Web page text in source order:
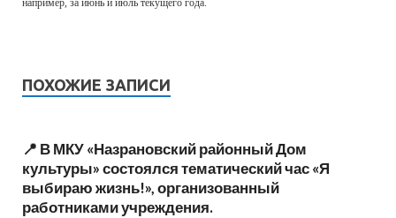
например, за июнь и июль текущего года.
ПОХОЖИЕ ЗАПИСИ
📍 В МКУ «Назрановский районный Дом
культуры» состоялся тематический час «Я
выбираю жизнь!», организованный
работниками учреждения.